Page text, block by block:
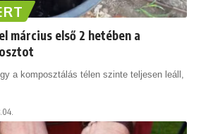
március első 2 hetében a
a komposztálás télen szinte teljesen leáll,